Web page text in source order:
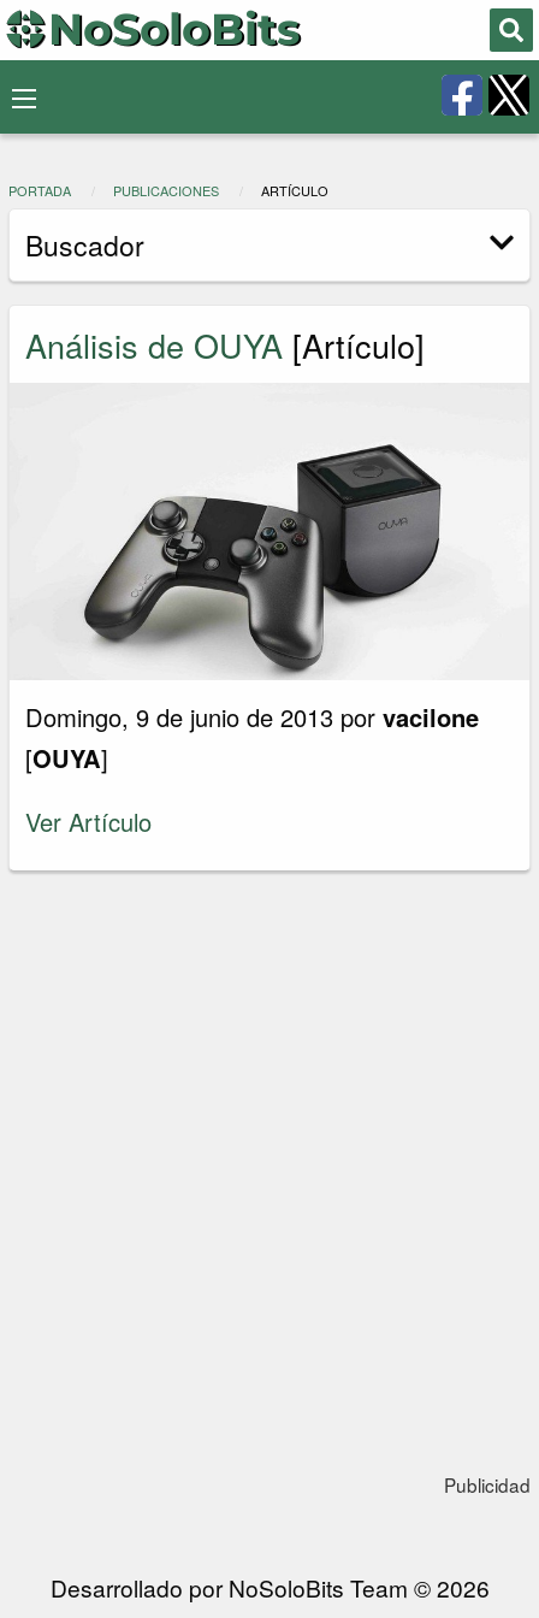
PORTADA PUBLICACIONES ARTÍCULO
Buscador
Análisis de OUYA [Artículo]
Domingo, 9 de junio de 2013 porvacilone
[OUYA]
Ver Artículo
Publicidad
Desarrollado por NoSoloBits Team © 2026